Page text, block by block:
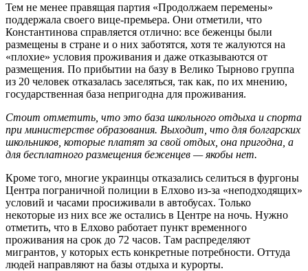
Тем не менее правящая партия «Продолжаем перемены»
поддержала своего вице-премьера. Они отметили, что
Константинова справляется отлично: все беженцы были
размещены в стране и о них заботятся, хотя те жалуются на
«плохие» условия проживания и даже отказываются от
размещения. По прибытии на базу в Велико Тырново группа
из 20 человек отказалась заселяться, так как, по их мнению,
государственная база непригодна для проживания.
Стоит отметить, что это база школьного отдыха и спорта
при министерстве образования. Выходит, что для болгарских
школьников, которые платят за свой отдых, она пригодна, а
для бесплатного размещения беженцев — якобы нет.
Кроме того, многие украинцы отказались селиться в фургоны
Центра пограничной полиции в Елхово из-за «неподходящих»
условий и часами просиживали в автобусах. Только
некоторые из них все же остались в Центре на ночь. Нужно
отметить, что в Елхово работает пункт временного
проживания на срок до 72 часов. Там распределяют
мигрантов, у которых есть конкретные потребности. Оттуда
людей направляют на базы отдыха и курорты.